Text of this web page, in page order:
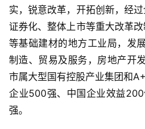
实，锐意改革，开拓创新，经过
证券化、整体上市等重大改革
等基础建材的地方工业局，发
制造、贸易及服务，房地产开
市属大型国有控股产业集团和
企业500强、中国企业效益
强。